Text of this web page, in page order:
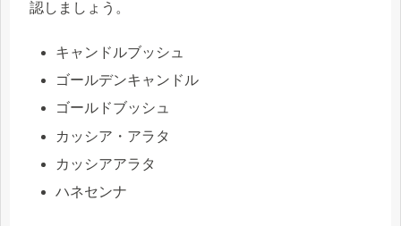
認しましょう。
キャンドルブッシュ
ゴールデンキャンドル
ゴールドブッシュ
カッシア・アラタ
カッシアアラタ
ハネセンナ